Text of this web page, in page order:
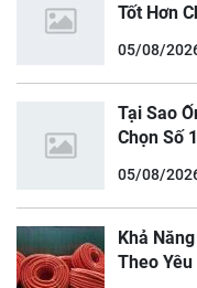
Tốt Hơn
05/08/
Tại Sao
Chọn Số
05/08/
Khả
Theo Yêu